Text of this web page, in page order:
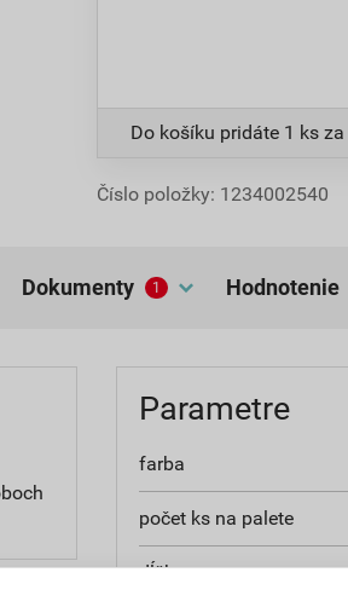
Do košíku pridáte 1 ks za
Číslo položky: 1234002540
dokumenty 1 hodnotenie
Parametre
farba
počet ks na palete
dĺžka